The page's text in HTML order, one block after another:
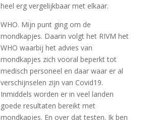
heel erg vergelijkbaar met elkaar.
WHO. Mijn punt ging om de
mondkapjes. Daarin volgt het RIVM het
WHO waarbij het advies van
mondkapjes zich vooral beperkt tot
medisch personeel en daar waar er al
verschijnselen zijn van Covid19.
Inmiddels worden er in veel landen
goede resultaten bereikt met
mondkapjes. En over dat testen. Ik ben